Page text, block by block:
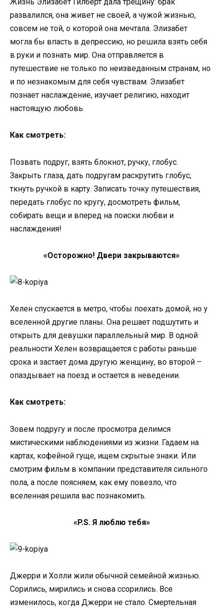
развалился, она живет не своей, а чужой жизнью,
совсем не той, о которой она мечтала. Элизабет
могла бы впасть в депрессию, но решила взять себя
в руки и познать мир. Она отправляется в
путешествие не только по неизведанным странам, но
и по незнакомым для себя чувствам. Элизабет
познает наслаждение, изучает религию, находит
настоящую любовь.
Как смотреть:
Позвать подруг, взять блокнот, ручку, глобус.
Закрыть глаза, дать подругам раскрутить глобус,
ткнуть ручкой в карту. Записать точку путешествия,
передать глобус по кругу, досмотреть фильм,
собирать вещи и вперед на поиски любви и
наслаждения!
«Осторожно! Двери закрываются»
Хелен спускается в метро, чтобы поехать домой, но у
вселенной другие планы. Она решает подшутить и
открыть для девушки параллельный мир. В одной
реальности Хелен возвращается с работы раньше
срока и застает дома другую женщину, во второй –
опаздывает на поезд и остается в неведении.
Как смотреть:
Зовем подругу и после просмотра делимся
мистическими наблюдениями из жизни. Гадаем на
картах, кофейной гуще, ищем скрытые знаки. Или
смотрим фильм в компании представителя сильного
пола, а после поясняем, как ему повезло, что
вселенная решила вас познакомить.
«P.S. Я люблю тебя»
Джерри и Холли жили обычной семейной жизнью.
Сорились, мирились и снова ссорились. Все
изменилось, когда Джерри не стало. Смертельная